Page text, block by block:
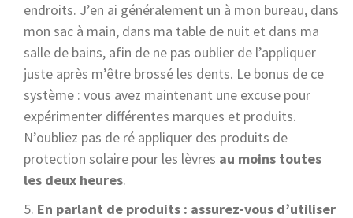
endroits. J’en ai généralement un à mon bureau, dans
mon sac à main, dans ma table de nuit et dans ma
salle de bains, afin de ne pas oublier de l’appliquer
juste après m’être brossé les dents. Le bonus de ce
système : vous avez maintenant une excuse pour
expérimenter différentes marques et produits.
N’oubliez pas de ré appliquer des produits de
protection solaire pour les lèvres au moins toutes
les deux heures.
En parlant de produits : assurez-vous d’utiliser